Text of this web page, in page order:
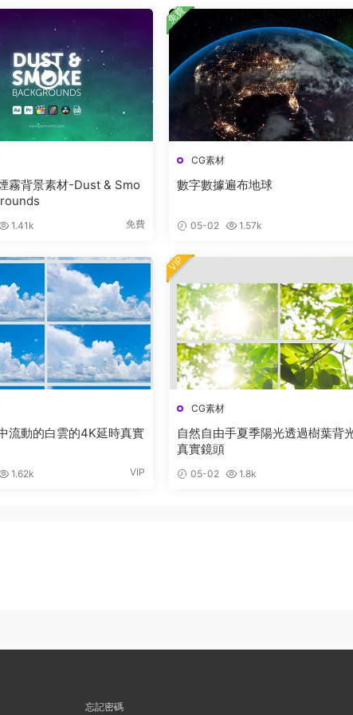
霧背景素材-Dust & Smo
1.41k 免費
CG素材
數字數據遍布地球
05-02 1.57k
免費
流動的白雲的4K延時真實
1.62k VIP
CG素材
自然自由手夏季陽光透過樹葉背
真實鏡頭
05-02 1.8k
VIP
忘記密碼